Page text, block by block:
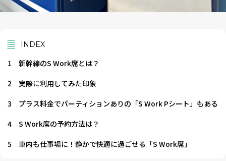
INDEX
1
新幹線のS Work席とは？
2
実際に利用してみた印象
3
プラス料金でパーティションありの「S Work Pシート」もある
4
S Work席の予約方法は？
5
車内も仕事場に！静かで快適に過ごせる「S Work席」